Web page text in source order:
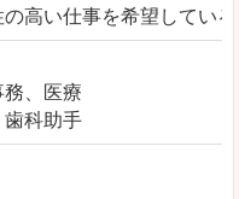
の高い仕事を希望してい
務、医療
歯科助手